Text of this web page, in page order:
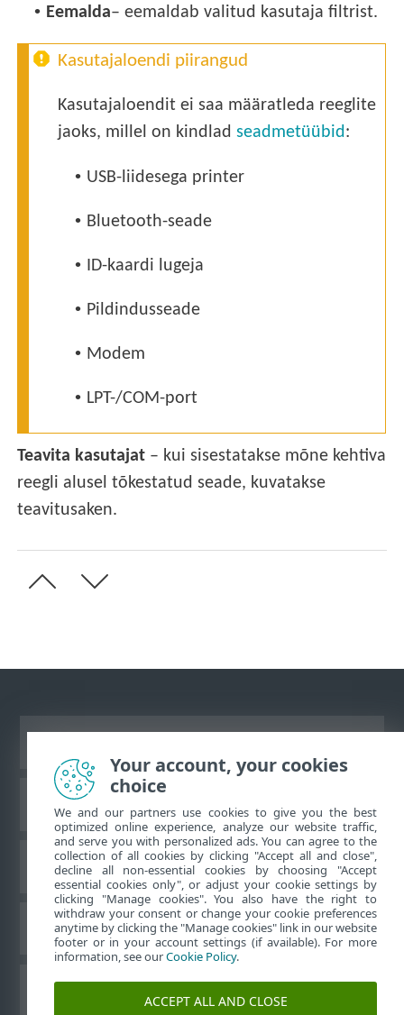
• Eemalda– eemaldab valitud kasutaja filtrist.
Kasutajaloendi piirangud
Kasutajaloendit ei saa määratleda reeglite
jaoks, millel on kindladseadmetüübid:
• USB-liidesega printer
• Bluetooth-seade
• ID-kaardi lugeja
• Pildindusseade
• Modem
• LPT-/COM-port
Teavita kasutajat – kui sisestatakse mõne kehtiva
reegli alusel tõkestatud seade, kuvatakse
teavitusaken.
ESET teadmistebaas
ESET-i foorum
Piirkondlik tugi
Your account, your cookies
choice
We and our partners use cookies to give you the best
optimized online experience, analyze our website traffic,
and serve you with personalized ads. You can agree to the
collection of all cookies by clicking "Accept all and close",
decline all non-essential cookies by choosing "Accept
essential cookies only", or adjust your cookie settings by
clicking "Manage cookies". You also have the right to
withdraw your consent or change your cookie preferences
anytime by clicking the "Manage cookies" link in our website
footer or in your account settings (if available). For more
information, see ourCookie Policy.
ACCEPT ALL AND CLOSE